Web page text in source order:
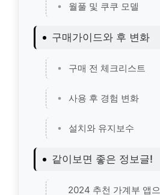
월풀 및 쿠쿠 모델
구매가이드와 후 변화
구매 전 체크리스트
사용 후 경험 변화
설치와 유지보수
같이보면 좋은 정보글!
2024 추천 가계부 앱